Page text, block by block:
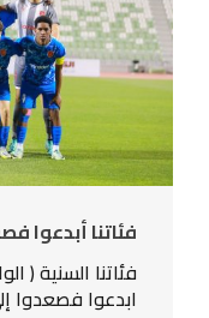
فئاتنا
فئاتنا السنية (
ابدعوا فصعدوا